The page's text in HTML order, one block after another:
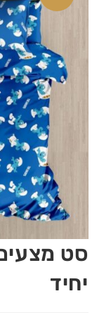
סט
יחיד